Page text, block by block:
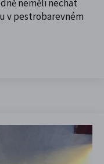
neměli nechat
v pestrobarevném